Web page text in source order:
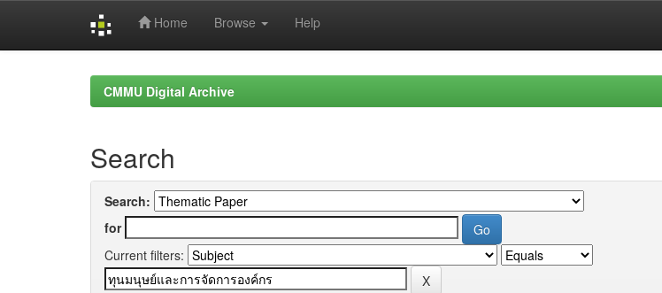
Home Browse Help
CMMU Digital Archive
Search
Search:
for
Current filters: